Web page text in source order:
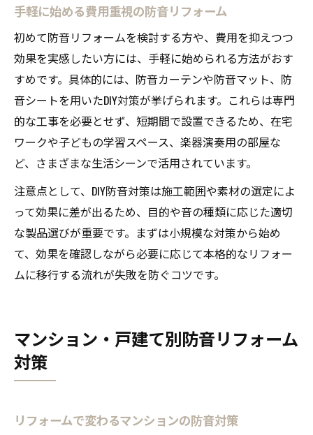
手軽に始める費用重視の防音リフォーム
初めて防音リフォームを検討する方や、費用を抑えつつ
効果を実感したい方には、手軽に始められる方法がおす
すめです。具体的には、防音カーテンや防音マット、防
音シートを用いたDIY対策が挙げられます。これらは専門
的な工事を必要とせず、短期間で設置できるため、在宅
ワークや子どもの学習スペース、楽器演奏用の部屋な
ど、さまざまな生活シーンで活用されています。
注意点として、DIY防音対策は施工範囲や素材の選定によ
って効果に差が出るため、目的や音の種類に応じた適切
な製品選びが重要です。まずは小規模な対策から始め
て、効果を確認しながら必要に応じて本格的なリフォー
ムに移行する流れが失敗を防ぐコツです。
マンション・戸建て別防音リフォーム
対策
リフォームで変わるマンションの防音対策